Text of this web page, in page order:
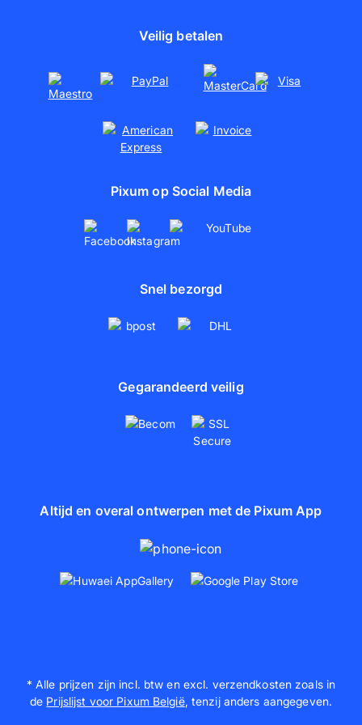
Veilig betalen
Pixum op Social Media
Snel bezorgd
Gegarandeerd veilig
Altijd en overal ontwerpen met de Pixum App
* Alle prijzen zijn incl. btw en excl. verzendkosten zoals in
de Prijslijst voor Pixum België, tenzij anders aangegeven.